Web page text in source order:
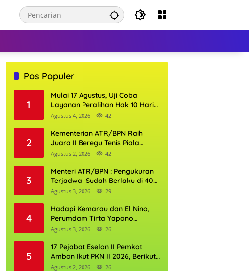
Pos Populer
1
Mulai 17 Agustus, Uji Coba
Layanan Peralihan Hak 10 Hari
di 15 Kantor Pertanahan
Agustus 4, 2026 42
2
Kementerian ATR/BPN Raih
Juara II Beregu Tenis Piala
Gubernur DKI Jakarta 2026
Agustus 2, 2026 42
3
Menteri ATR/BPN : Pengukuran
Terjadwal Sudah Berlaku di 400
Kantor Pertanahan
Agustus 3, 2026 29
4
Hadapi Kemarau dan El Nino,
Perumdam Tirta Yapono
Perkuat Cadangan Air Ambon
Agustus 3, 2026 26
5
17 Pejabat Eselon II Pemkot
Ambon Ikut PKN II 2026, Berikut
Daftarnya
Agustus 2, 2026 26